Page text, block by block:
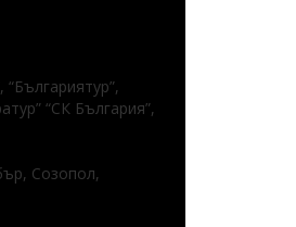
“СК България”,
Созопол,